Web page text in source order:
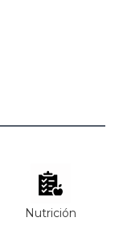
Nutrición